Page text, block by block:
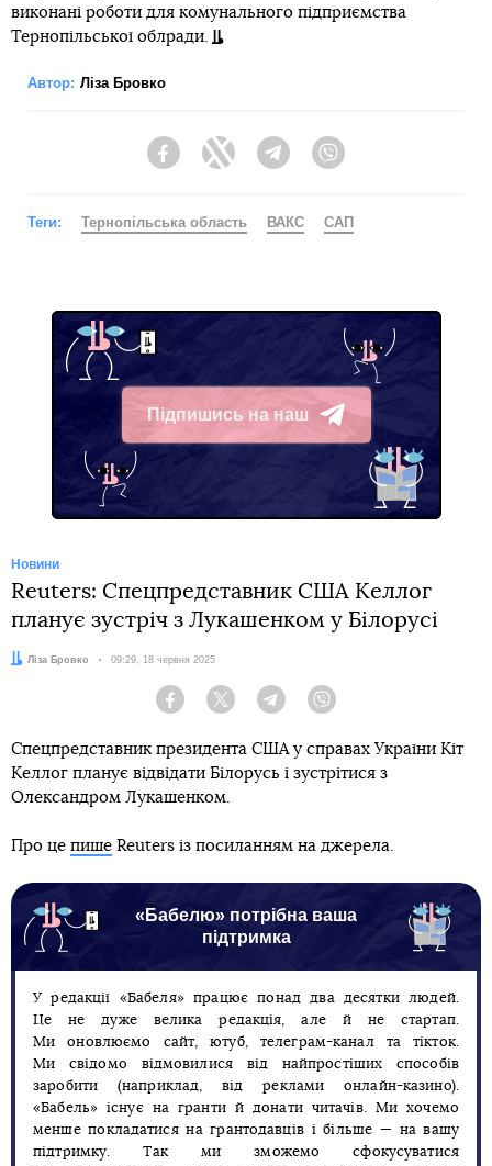
виконані роботи для комунального підприємства
Тернопільської облради.
Автор: Ліза Бровко
FacebookTwitter Telegram
Теги: Тернопільська область ВАКС САП
Підпишись на наш
Telegram
Новини
Reuters: Спецпредставник США Келлог
планує зустріч з Лукашенком у Білорусі
Автор:
Ліза Бровко Дата:
09:29, 18 червня 2025
Facebook Twitter Telegram
Спецпредставник президента США у справах України Кіт
Келлог планує відвідати Білорусь і зустрітися з
Олександром Лукашенком.
Про це пише Reuters із посиланням на джерела.
«Бабелю» потрібна ваша
підтримка
У редакції «Бабеля» працює понад два десятки людей.
Це не дуже велика редакція, але й не стартап.
Ми оновлюємо сайт, ютуб, телеграм-канал та тікток.
Ми свідомо відмовилися від найпростіших способів
заробити (наприклад, від реклами онлайн-казино).
«Бабель» існує на гранти й донати читачів. Ми хочемо
менше покладатися на грантодавців і більше — на вашу
підтримку. Так ми зможемо сфокусуватися